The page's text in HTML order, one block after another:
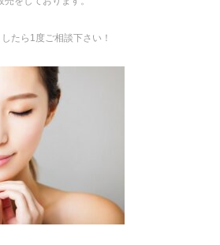
たら1度ご相談下さい！